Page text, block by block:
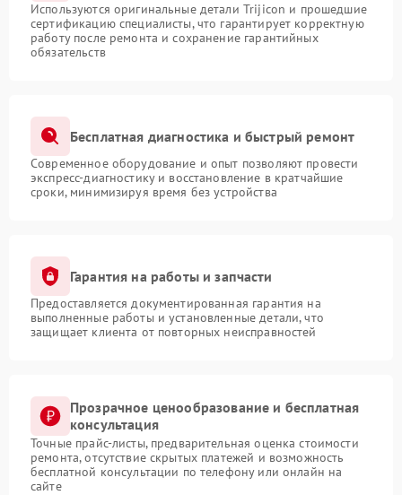
Используются оригинальные детали Trijicon и прошедшие
сертификацию специалисты, что гарантирует корректную
работу после ремонта и сохранение гарантийных
обязательств
Бесплатная диагностика и быстрый ремонт
Современное оборудование и опыт позволяют провести
экспресс-диагностику и восстановление в кратчайшие
сроки, минимизируя время без устройства
Гарантия на работы и запчасти
Предоставляется документированная гарантия на
выполненные работы и установленные детали, что
защищает клиента от повторных неисправностей
Прозрачное ценообразование и бесплатная
консультация
Точные прайс-листы, предварительная оценка стоимости
ремонта, отсутствие скрытых платежей и возможность
бесплатной консультации по телефону или онлайн на
сайте